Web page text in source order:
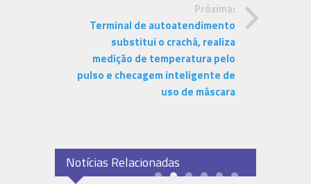
Próxima:
Terminal de autoatendimento
substitui o crachá, realiza
medição de temperatura pelo
pulso e checagem inteligente de
uso de máscara
Notícias Relacionadas